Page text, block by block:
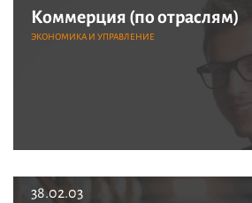
Коммерция (по отраслям)
ЭКОНОМИКА И УПРАВЛЕНИЕ
38.02.03